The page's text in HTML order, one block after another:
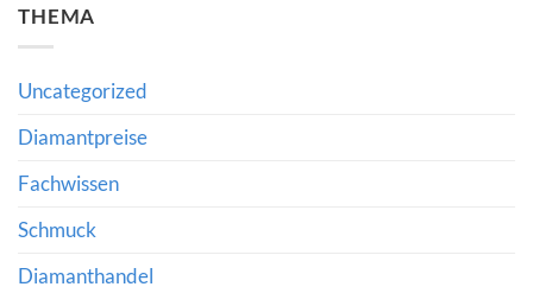
den
internationalen
Strategische
Schmuckhandel:
Richlines
Neuausrichtung
Käufer
bedeutet
THEMA
Uncategorized
Diamantpreise
Fachwissen
Schmuck
Diamanthandel